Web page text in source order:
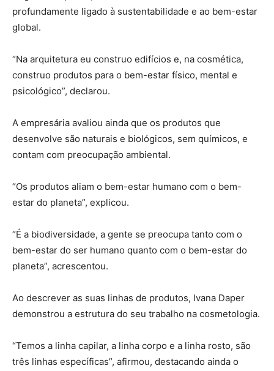
profundamente ligado à sustentabilidade e ao bem-estar
global.
“Na arquitetura eu construo edifícios e, na cosmética,
construo produtos para o bem-estar físico, mental e
psicológico”, declarou.
A empresária avaliou ainda que os produtos que
desenvolve são naturais e biológicos, sem químicos, e
contam com preocupação ambiental.
“Os produtos aliam o bem-estar humano com o bem-
estar do planeta”, explicou.
“É a biodiversidade, a gente se preocupa tanto com o
bem-estar do ser humano quanto com o bem-estar do
planeta”, acrescentou.
Ao descrever as suas linhas de produtos, Ivana Daper
demonstrou a estrutura do seu trabalho na cosmetologia.
“Temos a linha capilar, a linha corpo e a linha rosto, são
três linhas específicas”, afirmou, destacando ainda o